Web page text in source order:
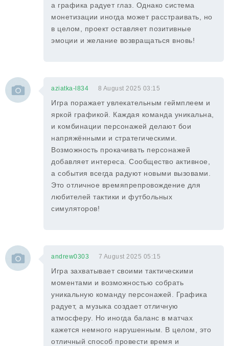
а графика радует глаз. Однако система
монетизации иногда может расстраивать, но
в целом, проект оставляет позитивные
эмоции и желание возвращаться вновь!
aziatka-l834 8 August 2025 03:15
Игра поражает увлекательным геймплеем и
яркой графикой. Каждая команда уникальна,
и комбинации персонажей делают бои
напряжёнными и стратегическими.
Возможность прокачивать персонажей
добавляет интереса. Сообщество активное,
а события всегда радуют новыми вызовами.
Это отличное времяпрепровождение для
любителей тактики и футбольных
симуляторов!
andrew0303 7 August 2025 05:15
Игра захватывает своими тактическими
моментами и возможностью собрать
уникальную команду персонажей. Графика
радует, а музыка создает отличную
атмосферу. Но иногда баланс в матчах
кажется немного нарушенным. В целом, это
отличный способ провести время и